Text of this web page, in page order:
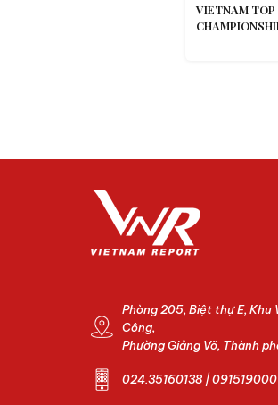
VIETNAM
Phòng 205, Biệt thự E, Khu
Công,
Phường Giảng Võ, Thành
024.35160138 |